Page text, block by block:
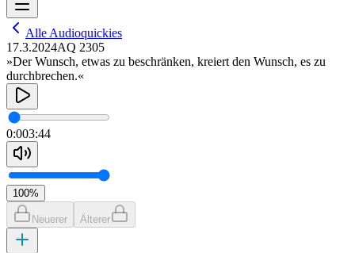
Alle Audioquickies
17.3.2024AQ 2305
»Der Wunsch, etwas zu beschränken, kreiert den Wunsch, es zu
durchbrechen.«
0:003:44
100%
Neuerer Älterer